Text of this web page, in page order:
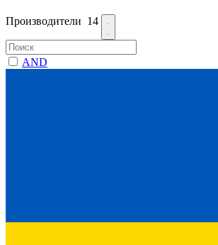
Производители 14
AND